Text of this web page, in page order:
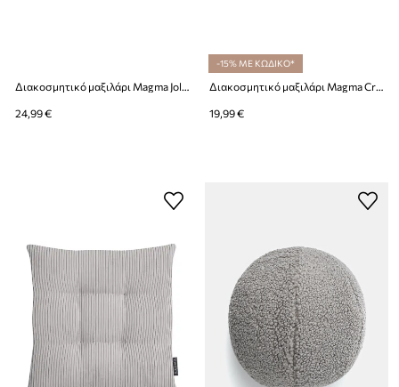
Διακοσμητικό μαξιλάρι Magma Jolly 30 x 50 cm
24,99 €
-15% ΜΕ ΚΩΔΙΚΟ*
Διακοσμητικό μαξιλάρι Magma Crazy 30 x 50 cm
19,99 €